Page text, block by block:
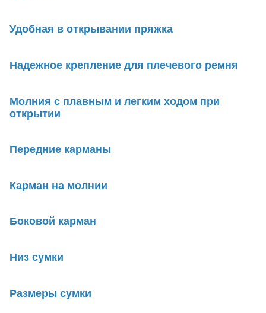
Удобная в открывании пряжка
Надежное крепление для плечевого ремня
Молния с плавным и легким ходом при
открытии
Передние карманы
Карман на молнии
Боковой карман
Низ сумки
Размеры сумки